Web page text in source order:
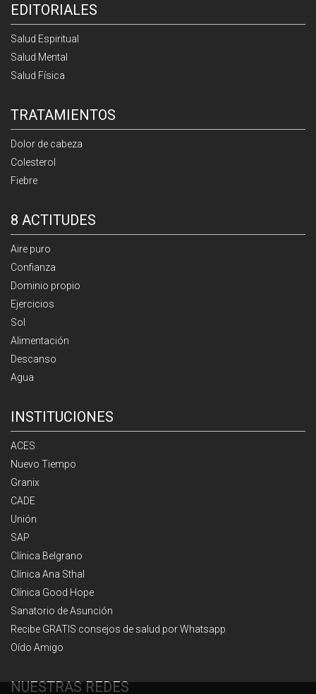
EDITORIALES
Salud Espiritual
Salud Mental
Salud Física
TRATAMIENTOS
Dolor de cabeza
Colesterol
Fiebre
8 ACTITUDES
Aire puro
Confianza
Dominio propio
Ejercicios
Sol
Alimentación
Descanso
Agua
INSTITUCIONES
ACES
Nuevo Tiempo
Granix
CADE
Unión
SAP
Clínica Belgrano
Clínica Ana Sthal
Clínica Good Hope
Sanatorio de Asunción
Recibe GRATIS consejos de salud por Whatsapp
Oído Amigo
NUESTRAS REDES